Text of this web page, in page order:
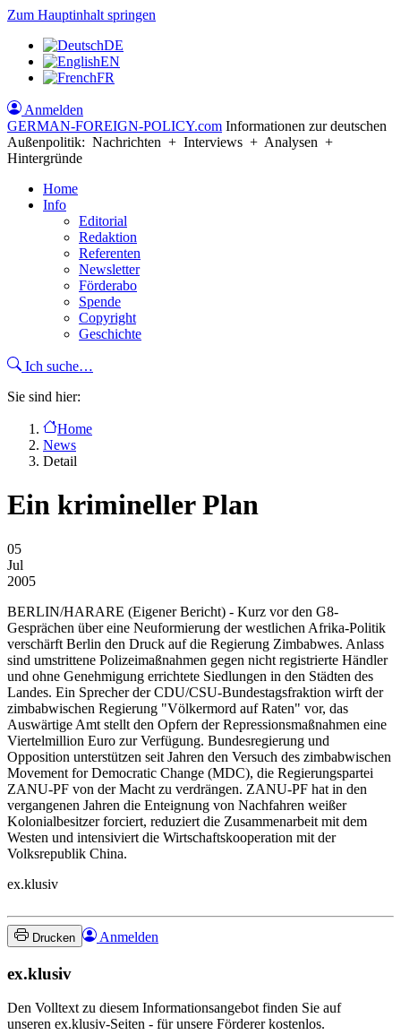
Zum Hauptinhalt springen
DE
EN
FR
Anmelden
GERMAN-FOREIGN-POLICY.com Informationen zur deutschen
Außenpolitik: Nachrichten + Interviews + Analysen +
Hintergründe
Home
Info
Editorial
Redaktion
Referenten
Newsletter
Förderabo
Spende
Copyright
Geschichte
Ich suche…
Sie sind hier:
Home
News
Detail
Ein krimineller Plan
05
Jul
2005
BERLIN/HARARE (Eigener Bericht) - Kurz vor den G8-
Gesprächen über eine Neuformierung der westlichen Afrika-Politik
verschärft Berlin den Druck auf die Regierung Zimbabwes. Anlass
sind umstrittene Polizeimaßnahmen gegen nicht registrierte Händler
und ohne Genehmigung errichtete Siedlungen in den Städten des
Landes. Ein Sprecher der CDU/CSU-Bundestagsfraktion wirft der
zimbabwischen Regierung "Völkermord auf Raten" vor, das
Auswärtige Amt stellt den Opfern der Repressionsmaßnahmen eine
Viertelmillion Euro zur Verfügung. Bundesregierung und
Opposition unterstützen seit Jahren den Versuch des zimbabwischen
Movement for Democratic Change (MDC), die Regierungspartei
ZANU-PF von der Macht zu verdrängen. ZANU-PF hat in den
vergangenen Jahren die Enteignung von Nachfahren weißer
Kolonialbesitzer forciert, reduziert die Zusammenarbeit mit dem
Westen und intensiviert die Wirtschaftskooperation mit der
Volksrepublik China.
ex.klusiv
Drucken Anmelden
ex.klusiv
Den Volltext zu diesem Informationsangebot finden Sie auf
unseren ex.klusiv-Seiten - für unsere Förderer kostenlos.